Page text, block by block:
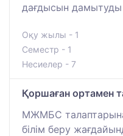
дағдысын дамытуды
Оқу жылы - 1
Семестр - 1
Несиелер - 7
Қоршаған ортамен
МЖМБС талаптарына
білім беру